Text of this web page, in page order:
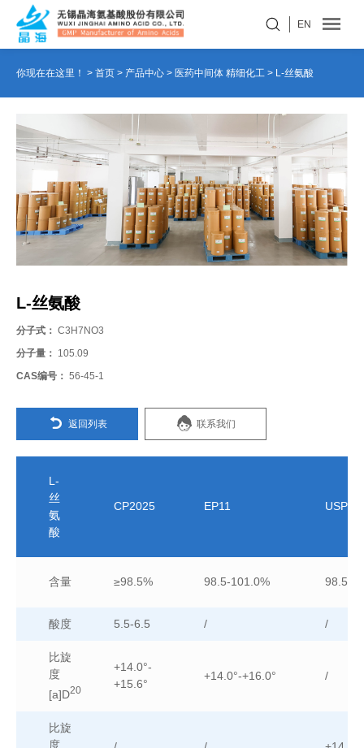
EN
你现在在这里！ > 首页 > 产品中心 > 医药中间体 精细化工 > L-丝氨酸
L-丝氨酸
分子式： C3H7NO3
分子量： 105.09
CAS编号： 56-45-1
返回列表 联系我们
L-
丝
氨
酸
CP2025 EP11
含量 ≥98.5% 98.5-101.0% 98.5-
酸度 5.5-6.5 / /
比旋
度
[a]D20
+14.0°-
+15.6°
+14.0°-+16.0° /
比旋
度